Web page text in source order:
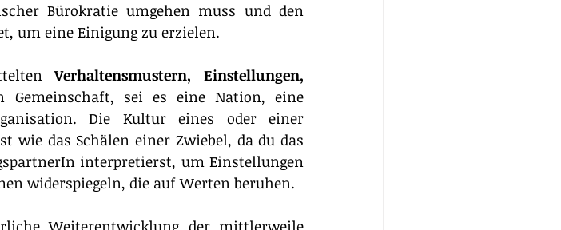
Bürokratie umgehen muss und den
um eine Einigung zu erzielen.
Verhaltensmustern, Einstellungen,
Gemeinschaft, sei es eine Nation, eine
Die Kultur eines oder einer
wie das Schälen einer Zwiebel, da du das
interpretierst, um Einstellungen
widerspiegeln, die auf Werten beruhen.
Weiterentwicklung der mittlerweile